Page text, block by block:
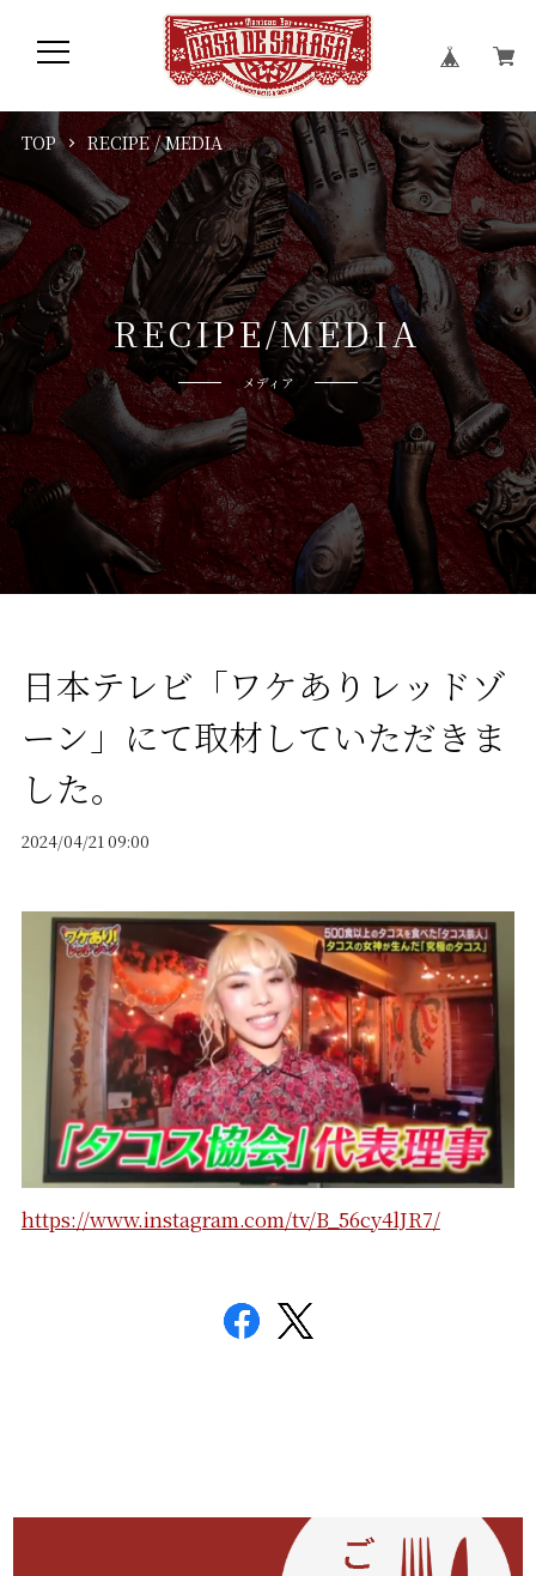
RECIPE/MEDIA
メディア
TOP RECIPE / MEDIA
日本テレビ「ワケありレッドゾ
ーン」にて取材していただきま
した。
2024/04/21 09:00
https://www.instagram.com/tv/B_56cy4lJR7/